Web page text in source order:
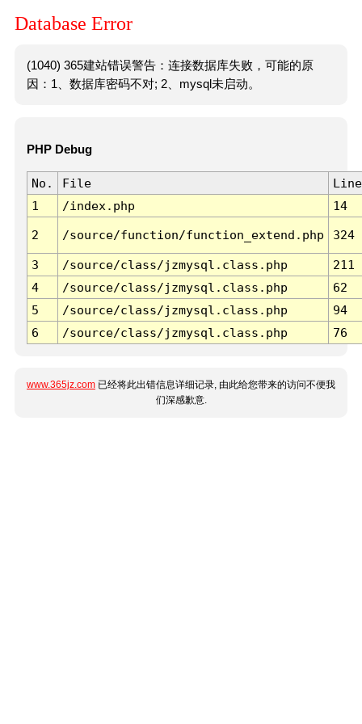
Database Error
(1040) 365建站错误警告：连接数据库失败，可能的原
因：1、数据库密码不对; 2、mysql未启动。
PHP Debug
No. File
Line
1
/index.php 14
2 /source/function/function_extend.php 324
3 /source/class/jzmysql.class.php
211
4
/source/class/jzmysql.class.php
62
5
/source/class/jzmysql.class.php
94
6
/source/class/jzmysql.class.php 76
www.365jz.com 已经将此出错信息详细记录, 由此给您带来的访问不便我
们深感歉意.